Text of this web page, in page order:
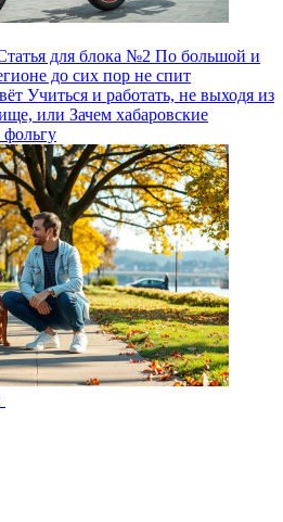
для блока №2 По большой и
до сих пор не спит
Учиться и работать, не выходя из
или Зачем хабаровские